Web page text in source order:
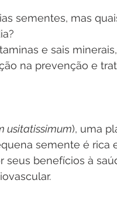
sementes, mas
e sais
na prevenção e
usitatissimum), uma
semente é rica
seus benefícios à